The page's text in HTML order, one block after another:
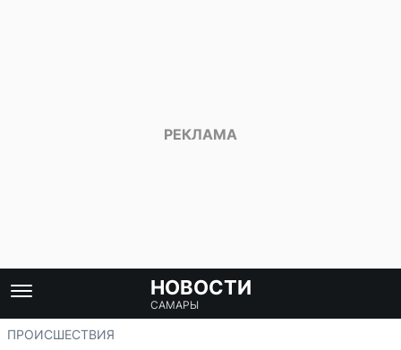
НОВОСТИ
САМАРЫ
ПРОИСШЕСТВИЯ